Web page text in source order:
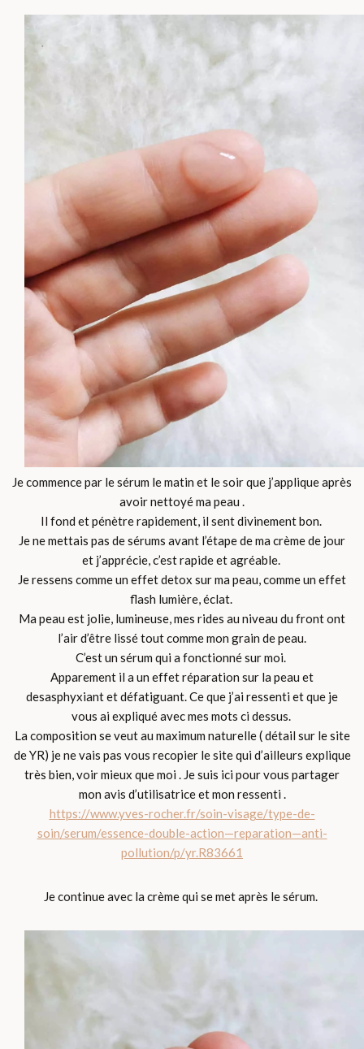
Je commence par le sérum le matin et le soir que j’applique après
avoir nettoyé ma peau .
Il fond et pénètre rapidement, il sent divinement bon.
Je ne mettais pas de sérums avant l’étape de ma crème de jour
et j’apprécie, c’est rapide et agréable.
Je ressens comme un effet detox sur ma peau, comme un effet
flash lumière, éclat.
Ma peau est jolie, lumineuse, mes rides au niveau du front ont
l’air d’être lissé tout comme mon grain de peau.
C’est un sérum qui a fonctionné sur moi.
Apparement il a un effet réparation sur la peau et
desasphyxiant et défatiguant. Ce que j’ai ressenti et que je
vous ai expliqué avec mes mots ci dessus.
La composition se veut au maximum naturelle ( détail sur le site
de YR) je ne vais pas vous recopier le site qui d’ailleurs explique
très bien, voir mieux que moi . Je suis ici pour vous partager
mon avis d’utilisatrice et mon ressenti .
https://www.yves-rocher.fr/soin-visage/type-de-
soin/serum/essence-double-action—reparation—anti-
pollution/p/yr.R83661
Je continue avec la crème qui se met après le sérum.